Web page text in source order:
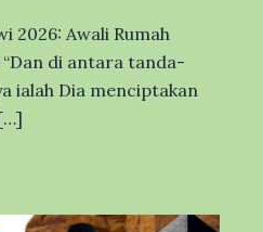
2026: Awali Rumah
di antara tanda-
ialah Dia menciptakan